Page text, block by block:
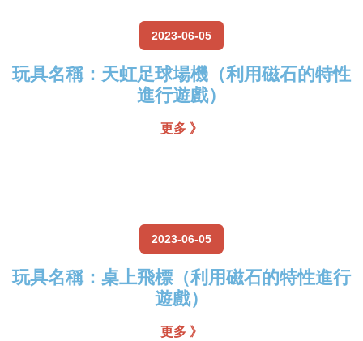
2023-06-05
玩具名稱：天虹足球場機（利用磁石的特性
進行遊戲）
更多 》
2023-06-05
玩具名稱：桌上飛標（利用磁石的特性進行
遊戲）
更多 》